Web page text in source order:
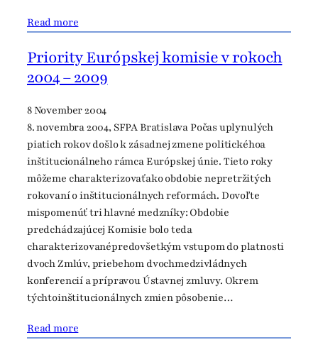
Read more
Priority Európskej komisie v rokoch
2004 – 2009
8 November 2004
8. novembra 2004, SFPA Bratislava Počas uplynulých
piatich rokov došlo k zásadnej zmene politickéhoa
inštitucionálneho rámca Európskej únie. Tieto roky
môžeme charakterizovaťako obdobie nepretržitých
rokovaní o inštitucionálnych reformách. Dovoľte
mispomenúť tri hlavné medzníky: Obdobie
predchádzajúcej Komisie bolo teda
charakterizovanépredovšetkým vstupom do platnosti
dvoch Zmlúv, priebehom dvochmedzivládnych
konferencií a prípravou Ústavnej zmluvy. Okrem
týchtoinštitucionálnych zmien pôsobenie…
Read more